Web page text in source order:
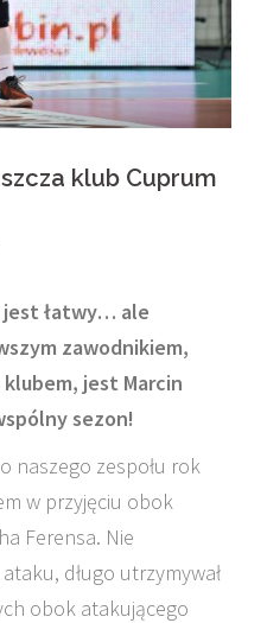
klub Cuprum
jest łatwy… ale
zawodnikiem,
jest Marcin
sezon!
naszego zespołu rok
w przyjęciu obok
Ferensa. Nie
długo utrzymywał
obok atakującego